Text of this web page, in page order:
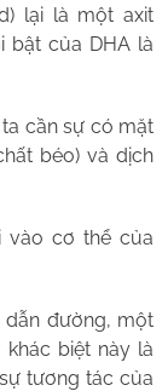
lại là một axit
bật của DHA là
cần sự có mặt
béo) và dịch
vào cơ thể của
dẫn đường, một
khác biệt này là
tương tác của